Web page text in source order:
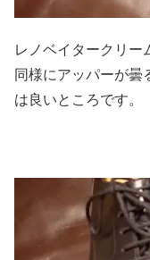
レノベイタークリー
同様にアッパーが曇
は良いところです。